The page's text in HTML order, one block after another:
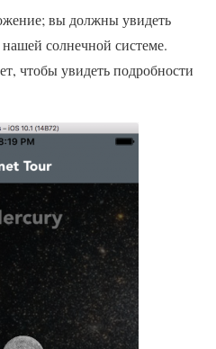
вы должны увидеть
солнечной системе.
чтобы увидеть подробности